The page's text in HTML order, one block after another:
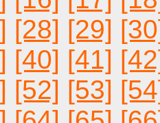
портала. С помощью
своих накоплений при
кредитных автоматов,
срок и без посещения
724/BTC-SBRFRUB/
разнообразных кредитных
себя самый выгодный
[28] [29]
[40] [41]
[52] [53]